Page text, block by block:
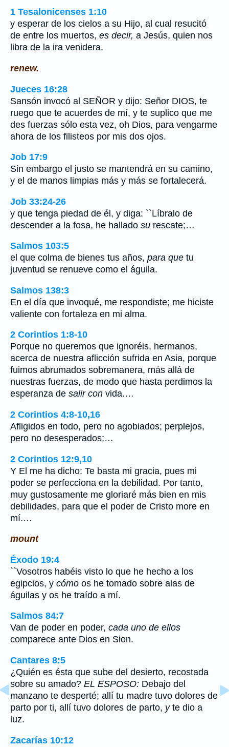
1 Tesalonicenses 1:10
y esperar de los cielos a su Hijo, al cual resucitó
de entre los muertos, es decir, a Jesús, quien nos
libra de la ira venidera.
renew.
Jueces 16:28
Sansón invocó al SEÑOR y dijo: Señor DIOS, te
ruego que te acuerdes de mí, y te suplico que me
des fuerzas sólo esta vez, oh Dios, para vengarme
ahora de los filisteos por mis dos ojos.
Job 17:9
Sin embargo el justo se mantendrá en su camino,
y el de manos limpias más y más se fortalecerá.
Job 33:24-26
y que tenga piedad de él, y diga: ``Líbralo de
descender a la fosa, he hallado su rescate;…
Salmos 103:5
el que colma de bienes tus años, para que tu
juventud se renueve como el águila.
Salmos 138:3
En el día que invoqué, me respondiste; me hiciste
valiente con fortaleza en mi alma.
2 Corintios 1:8-10
Porque no queremos que ignoréis, hermanos,
acerca de nuestra aflicción sufrida en Asia, porque
fuimos abrumados sobremanera, más allá de
nuestras fuerzas, de modo que hasta perdimos la
esperanza de salir con vida.…
2 Corintios 4:8-10,16
Afligidos en todo, pero no agobiados; perplejos,
pero no desesperados;…
2 Corintios 12:9,10
Y El me ha dicho: Te basta mi gracia, pues mi
poder se perfecciona en la debilidad. Por tanto,
muy gustosamente me gloriaré más bien en mis
debilidades, para que el poder de Cristo more en
mí.…
mount
Éxodo 19:4
``Vosotros habéis visto lo que he hecho a los
egipcios, y cómo os he tomado sobre alas de
águilas y os he traído a mí.
Salmos 84:7
Van de poder en poder, cada uno de ellos
comparece ante Dios en Sion.
Cantares 8:5
¿Quién es ésta que sube del desierto, recostada
sobre su amado? EL ESPOSO: Debajo del
manzano te desperté; allí tu madre tuvo dolores de
parto por ti, allí tuvo dolores de parto, yte dio a
luz.
Zacarías 10:12